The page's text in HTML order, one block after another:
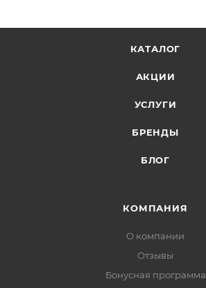
КАТАЛОГ
АКЦИИ
УСЛУГИ
БРЕНДЫ
БЛОГ
КОМПАНИЯ
О компании
Отзывы
Бонусная программа